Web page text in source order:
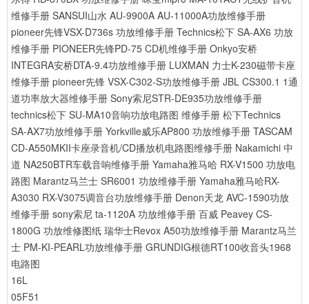
维修手册 SANSUI山水 AU-9900A AU-11000A功放维修手册
pioneer先锋VSX-D736s 功放维修手册 Technics松下 SA-AX6 功放
维修手册 PIONEER先锋PD-75 CD机维修手册 Onkyo安桥
INTEGRA安桥DTA-9.4功放维修手册 LUXMAN 力士K-230磁带卡座
维修手册 pioneer先锋 VSX-C302-S功放维修手册 JBL CS300.1 1通
道功率放大器维修手册 Sony索尼STR-DE935功放维修手册
technics松下 SU-MA10音响功放电路图 维修手册 松下Technics
SA-AX7功放维修手册 Yorkville威乐AP800 功放维修手册 TASCAM
CD-A550MKII卡座录音机/CD播放机电路图维修手册 Nakamichi 中
道 NA250BTR车载音响维修手册 Yamaha雅马哈 RX-V1500 功放电
路图 Marantz马兰士 SR6001 功放维修手册 Yamaha雅马哈RX-
A3030 RX-V3075调音台功放维修手册 Denon天龙 AVC-1590功放
维修手册 sony索尼 ta-1120A 功放维修手册 百威 Peavey CS-
1800G 功放维修图纸 瑞华士Revox A50功放维修手册 Marantz马兰
士 PM-KI-PEARL功放维修手册 GRUNDIG根德RT100收音头1968
电路图
16L
05F51